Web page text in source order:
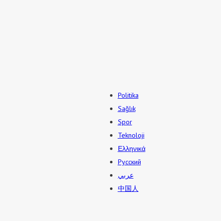
Politika
Sağlık
Spor
Teknoloji
Ελληνικά
Русский
عربي
中国人